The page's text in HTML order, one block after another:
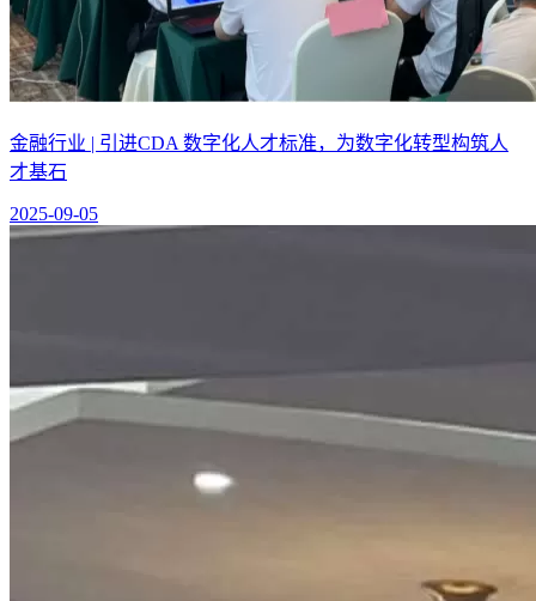
金融行业 | 引进CDA 数字化人才标准，为数字化转型构筑人
才基石
2025-09-05